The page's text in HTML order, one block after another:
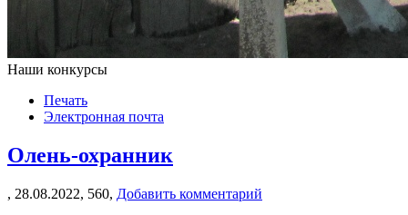
Наши конкурсы
Печать
Электронная почта
Олень-охранник
, 28.08.2022, 560, Добавить комментарий